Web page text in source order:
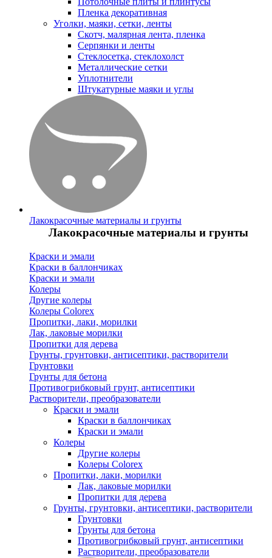
Пленка декоративная
Уголки, маяки, сетки, ленты
Скотч, малярная лента, пленка
Серпянки и ленты
Стеклосетка, стеклохолст
Металлические сетки
Уплотнители
Штукатурные маяки и углы
Лакокрасочные материалы и грунты
Лакокрасочные материалы и грунты
Краски и эмали
Краски в баллончиках
Краски и эмали
Колеры
Другие колеры
Колеры Colorex
Пропитки, лаки, морилки
Лак, лаковые морилки
Пропитки для дерева
Грунты, грунтовки, антисептики, растворители
Грунтовки
Грунты для бетона
Противогрибковый грунт, антисептики
Растворители, преобразователи
Краски и эмали
Краски в баллончиках
Краски и эмали
Колеры
Другие колеры
Колеры Colorex
Пропитки, лаки, морилки
Лак, лаковые морилки
Пропитки для дерева
Грунты, грунтовки, антисептики, растворители
Грунтовки
Грунты для бетона
Противогрибковый грунт, антисептики
Растворители, преобразователи